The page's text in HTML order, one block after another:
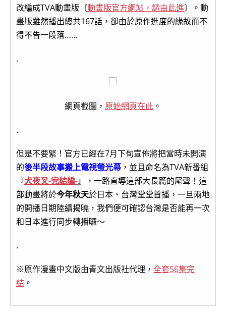
改編成TVA動畫版〔動畫版官方網站，請由此進〕。動
畫版雖然播出總共167話，卻由於原作進度的緣故而不
得不告一段落……
.
網頁截圖， 原始網頁在此 。
.
但是不要緊！官方已經在7月下旬宣佈將把當時未開演
的後半段故事搬上電視螢光幕，並且命名為TVA新番組
『犬夜叉-完結編-』，一路直導這部大長篇的尾聲！這
部動畫將於今年秋天於日本、台灣堂堂首播，一旦兩地
的開播日期陸續揭曉，我們便可確認台灣是否能再一次
和日本進行同步轉播囉～
.
※原作漫畫中文版由青文出版社代理， 全套56集完
結 。